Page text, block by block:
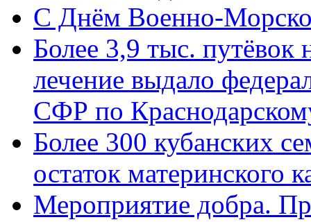
C Днём Военно-
Более 3,9 тыс. путёвок
лечение выдало
СФР по
Более 300 кубанских
остаток материнского
Мероприятие добра.